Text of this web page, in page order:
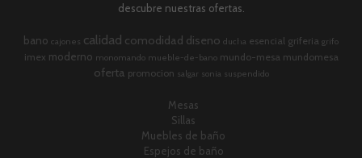
descubre nuestras ofertas.
bano cajones calidad comodidad diseno ducha esencial griferia grifo
imex moderno monomando mueble-de-bano mundo-mesa mundomesa
oferta promocion salgar sonia suspendido
Mesas
Sillas
Muebles de baño
Espejos de baño